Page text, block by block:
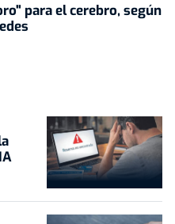
para el cerebro, según